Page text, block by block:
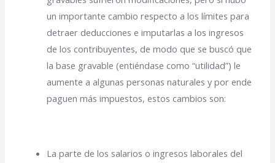
un importante cambio respecto a los límites para
detraer deducciones e imputarlas a los ingresos
de los contribuyentes, de modo que se buscó que
la base gravable (entiéndase como “utilidad”) le
aumente a algunas personas naturales y por ende
paguen más impuestos, estos cambios son:
La parte de los salarios o ingresos laborales del